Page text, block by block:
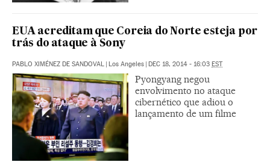
EUA acreditam que Coreia do Norte esteja por
trás do ataque à Sony
PABLO XIMÉNEZ DE SANDOVAL Los Angeles DEC 18, 2014 - 16:03 EST
Pyongyang negou
envolvimento no ataque
cibernético que adiou o
lançamento de um filme